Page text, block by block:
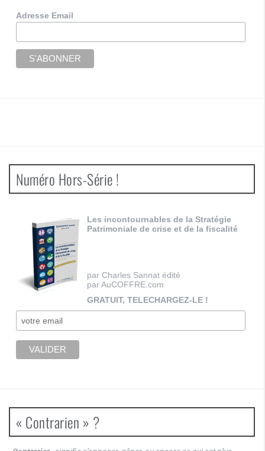
Adresse Email
Numéro Hors-Série !
Les incontournables de la Stratégie
Patrimoniale de crise et de la fiscalité
par Charles Sannat édité
par AuCOFFRE.com
GRATUIT, TELECHARGEZ-LE !
« Contrarien » ?